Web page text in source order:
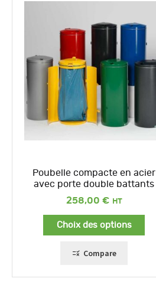
Poubelle compacte en acier
avec porte double battants
258,00 €
Choix des options
Compare